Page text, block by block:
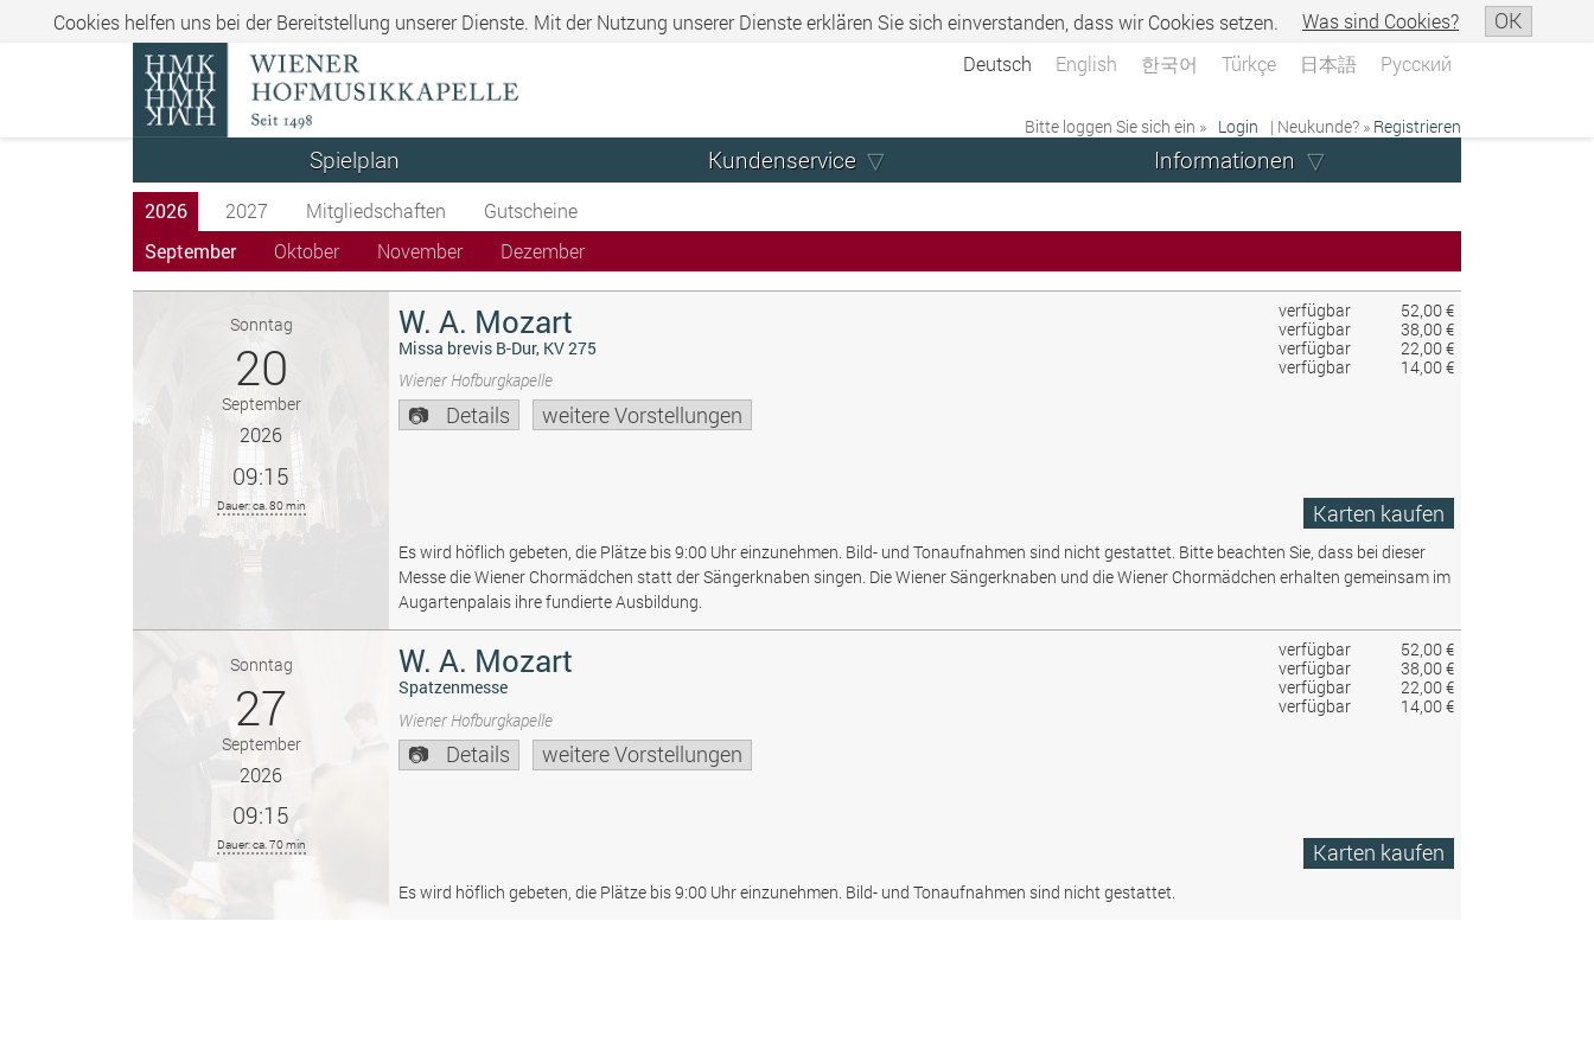
Cookies helfen uns bei der Bereitstellung unserer Dienste. Mit der Nutzung unserer Dienste erklären Sie sich einverstanden, dass wir Cookies setzen. Was sind Cookies? OK
Deutsch English 한국어 Türkçe 日本語 Русский
Bitte loggen Sie sich ein » Login | Neukunde? » Registrieren
Spielplan Kundenservice Informationen
2026 2027 Mitgliedschaften
Gutscheine
September
Oktober November Dezember
verfügbar
52,00 €
verfügbar
38,00 €
verfügbar
22,00 €
verfügbar
14,00 €
Sonntag
20
September
2026
09:15
Dauer: ca. 80 min
W. A. Mozart
Missa brevis B-Dur, KV 275
Wiener Hofburgkapelle
Details weitere Vorstellungen
Karten kaufen
Es wird höflich gebeten, die Plätze bis 9:00 Uhr einzunehmen. Bild- und Tonaufnahmen sind nicht gestattet. Bitte beachten Sie, dass bei dieser
Messe die Wiener Chormädchen statt der Sängerknaben singen. Die Wiener Sängerknaben und die Wiener Chormädchen erhalten gemeinsam im
Augartenpalais ihre fundierte Ausbildung.
verfügbar
52,00 €
verfügbar
38,00 €
verfügbar
22,00 €
verfügbar
14,00 €
Sonntag
27
September
2026
09:15
Dauer: ca. 70 min
W. A. Mozart
Spatzenmesse
Wiener Hofburgkapelle
Details weitere Vorstellungen
Karten kaufen
Es wird höflich gebeten, die Plätze bis 9:00 Uhr einzunehmen. Bild- und Tonaufnahmen sind nicht gestattet.